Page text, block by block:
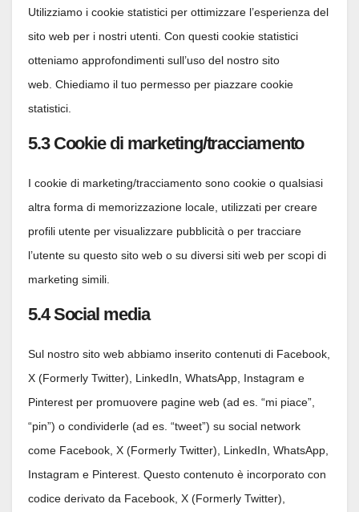
Utilizziamo i cookie statistici per ottimizzare l’esperienza del
sito web per i nostri utenti. Con questi cookie statistici
otteniamo approfondimenti sull’uso del nostro sito
web. Chiediamo il tuo permesso per piazzare cookie
statistici.
5.3 Cookie di marketing/tracciamento
I cookie di marketing/tracciamento sono cookie o qualsiasi
altra forma di memorizzazione locale, utilizzati per creare
profili utente per visualizzare pubblicità o per tracciare
l’utente su questo sito web o su diversi siti web per scopi di
marketing simili.
5.4 Social media
Sul nostro sito web abbiamo inserito contenuti di Facebook,
X (Formerly Twitter), LinkedIn, WhatsApp, Instagram e
Pinterest per promuovere pagine web (ad es. “mi piace”,
“pin”) o condividerle (ad es. “tweet”) su social network
come Facebook, X (Formerly Twitter), LinkedIn, WhatsApp,
Instagram e Pinterest. Questo contenuto è incorporato con
codice derivato da Facebook, X (Formerly Twitter),